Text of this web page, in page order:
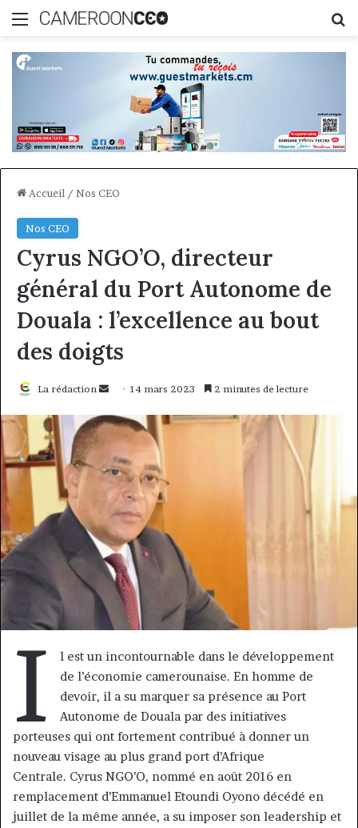
Menu
Accueil / Nos CEO
Nos CEO
Cyrus NGO’O, directeur
général du Port Autonome de
Douala : l’excellence au bout
des doigts
La rédaction
Envoyer
courriel
14 mars 2023 2 minutes de lecture
I
l est un incontournable dans le développement
de l’économie camerounaise. En homme de
devoir, il a su marquer sa présence au Port
Autonome de Douala par des initiatives
porteuses qui ont fortement contribué à donner un
nouveau visage au plus grand port d’Afrique
Centrale. Cyrus NGO’O, nommé en août 2016 en
remplacement d’Emmanuel Etoundi Oyono décédé en
juillet de la même année, a su imposer son leadership et